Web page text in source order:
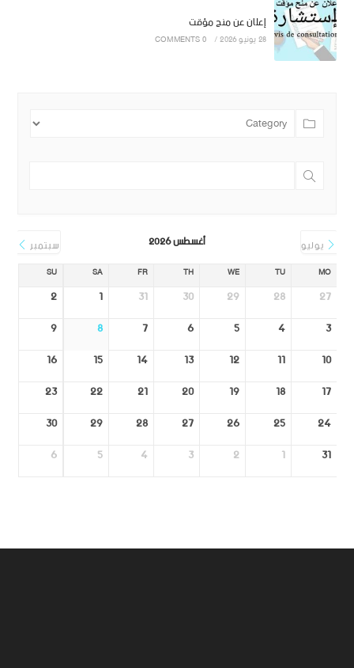
إعلان عن منح مؤقت
28 يونيو 2026 /
0 COMMENTS
يوليو أغسطس 2026 سبتمبر
MO
TU
WE
TH
FR
SA
SU
27
28
29
30
31
1
2
3
4
5
6
7
8
9
10
11
12
13
14
15
16
17
18
19
20
21
22
23
24
25
26
27
28
29
30
31
1
2
3
4
5
6